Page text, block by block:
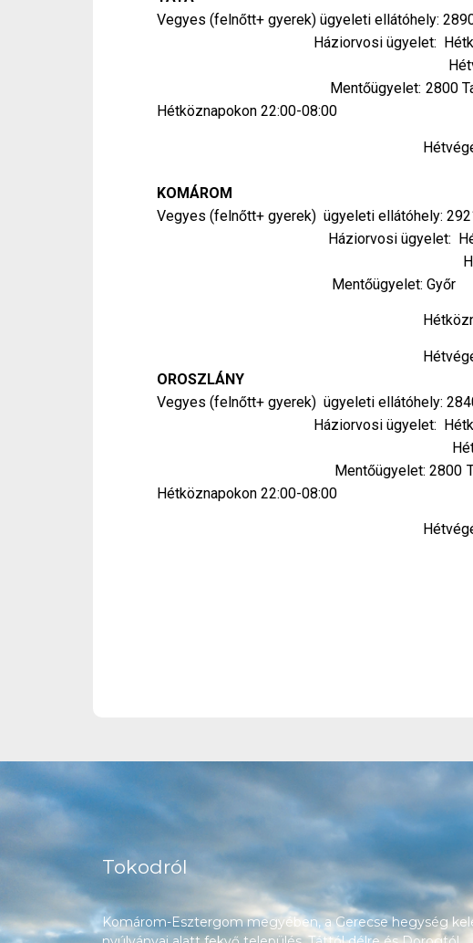
Vegyes (felnőtt+ gyerek) ügyeleti ellátóhely:
Háziorvosi ügyelet:
Hétvégén és
Mentőügyelet: 2800
Hétköznapokon 22:00-08:00
Hétvégén és
KOMÁROM
Vegyes (felnőtt+ gyerek) ügyeleti ellátóhely:
Háziorvosi ügyelet:
Hétvégén és
Mentőügyelet: Győr
Hétköznapokon
Hétvégén és
OROSZLÁNY
Vegyes (felnőtt+ gyerek) ügyeleti ellátóhely:
Háziorvosi ügyelet:
Hétvégén és
Mentőügyelet: 2800
Hétköznapokon 22:00-08:00
Hétvégén és
Tokodról
Komárom-Esztergom megyében, a Gerecse hegység